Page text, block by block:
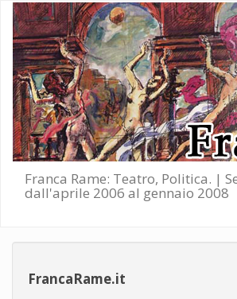
Salta al contenuto principale
Franca Rame: Teatro, Politica. |
dall'aprile 2006 al gennaio 2008
FrancaRame.it